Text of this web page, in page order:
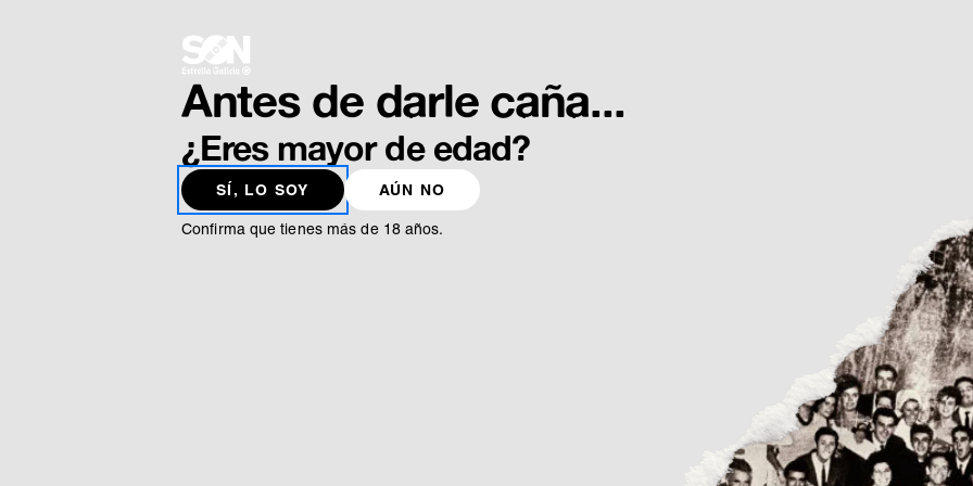
Antes de darle caña...
¿Eres mayor de edad?
SÍ, LO SOY AÚN NO
Confirma que tienes más de 18 años. ¿A
Conecta con
alternativo.